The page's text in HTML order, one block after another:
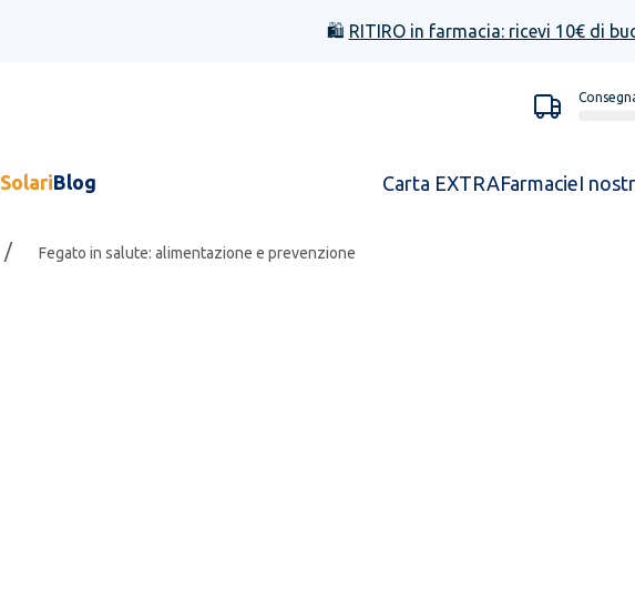
🛍️ RITIRO in farmacia: ricevi 10€ di
SolariBlog Carta EXTRAFarmacieI
/ Fegato in salute: alimentazione e prevenzione